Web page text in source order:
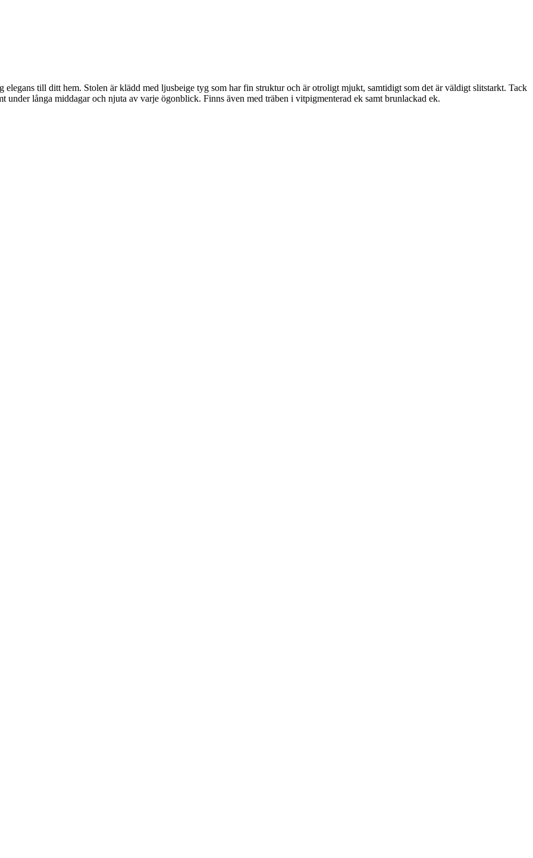
elegans till ditt hem. Stolen är klädd med ljusbeige tyg som har fin struktur och är otroligt mjukt, samtidigt som det är väldigt slitstarkt. Tack
under långa middagar och njuta av varje ögonblick. Finns även med träben i vitpigmenterad ek samt brunlackad ek.